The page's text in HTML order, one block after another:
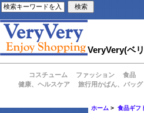
VeryVery(ベ
コスチューム ファッション 食品
健康、ヘルスケア
旅行用かばん、バッグ
ホーム >食品ギフ